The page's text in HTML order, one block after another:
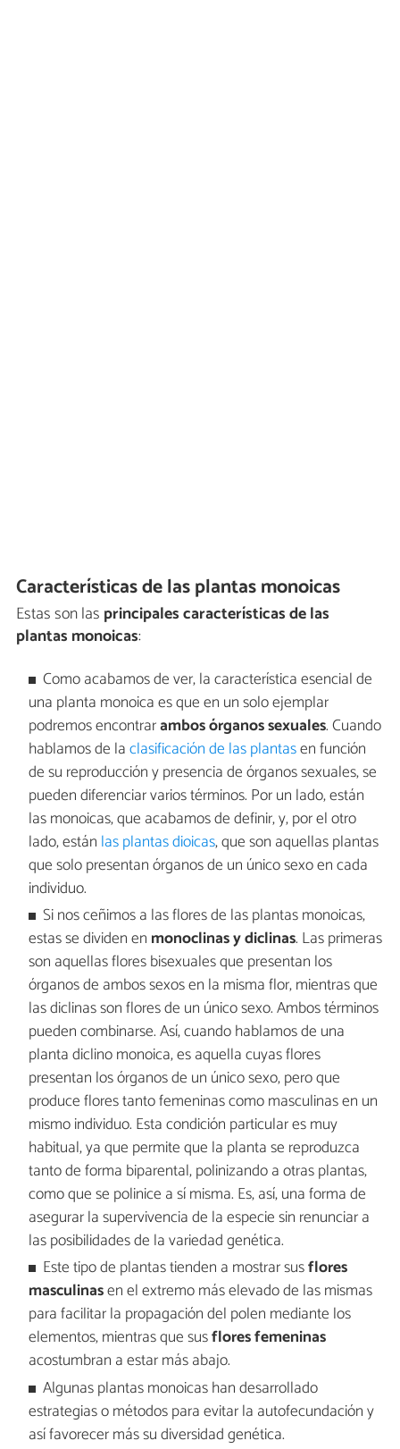
Características de las plantas monoicas
Estas son las principales características de las
plantas monoicas:
Como acabamos de ver, la característica esencial de
una planta monoica es que en un solo ejemplar
podremos encontrarambos órganos sexuales. Cuando
hablamos de laclasificación de las plantasen función
de su reproducción y presencia de órganos sexuales, se
pueden diferenciar varios términos. Por un lado, están
las monoicas, que acabamos de definir, y, por el otro
lado, están las plantas dioicas, que son aquellas plantas
que solo presentan órganos de un único sexo en cada
individuo.
Si nos ceñimos a las flores de las plantas monoicas,
estas se dividen en monoclinas y diclinas. Las primeras
son aquellas flores bisexuales que presentan los
órganos de ambos sexos en la misma flor, mientras que
las diclinas son flores de un único sexo. Ambos términos
pueden combinarse. Así, cuando hablamos de una
planta diclino monoica, es aquella cuyas flores
presentan los órganos de un único sexo, pero que
produce flores tanto femeninas como masculinas en un
mismo individuo. Esta condición particular es muy
habitual, ya que permite que la planta se reproduzca
tanto de forma biparental, polinizando a otras plantas,
como que se polinice a sí misma. Es, así, una forma de
asegurar la supervivencia de la especie sin renunciar a
las posibilidades de la variedad genética.
Este tipo de plantas tienden a mostrar susflores
masculinasen el extremo más elevado de las mismas
para facilitar la propagación del polen mediante los
elementos, mientras que susflores femeninas
acostumbran a estar más abajo.
Algunas plantas monoicas han desarrollado
estrategias o métodos para evitar la autofecundación y
así favorecer más su diversidad genética.